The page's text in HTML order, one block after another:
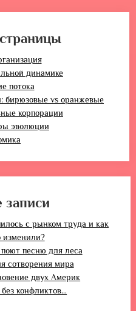
динамике
потока
бирюзовые vs оранжевые
корпорации
эволюции
с рынком труда и как
изменили?
песню для леса
сотворения мира
двух Америк
конфликтов…